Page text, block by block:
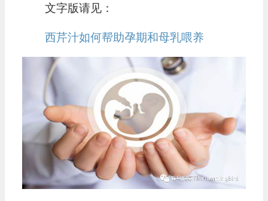
文字版请见：
西芹汁如何帮助孕期和母乳喂养